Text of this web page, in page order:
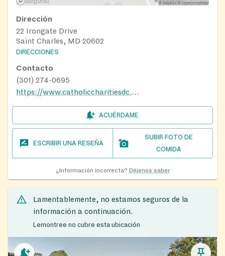
Dirección
22 Irongate Drive
Saint Charles, MD 20602
DIRECCIONES
Contacto
(301) 274-0695
https://www.catholiccharitiesdc.org/?s=giving+hope+food+pantry
ACUÉRDAME
ESCRIBIR UNA RESEÑA
SUBIR FOTO DE
COMIDA
¿Información incorrecta? Déjenos saber
Lamentablemente, no estamos seguros de la
información a continuación.
Lemontree no cubre esta ubicación